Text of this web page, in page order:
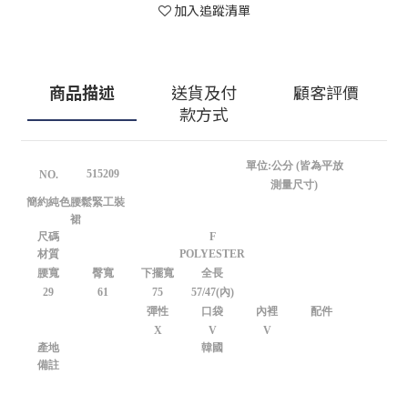
加入追蹤清單
商品描述
送貨及付
款方式
顧客評價
NO. 515209
單位:公分 (皆為平放
測量尺寸)
簡約純色腰鬆緊工裝
裙
尺碼
F
材質
POLYESTER
腰寬
臀寬 下擺寬
全長
29
61 75
57/47(內)
彈性
口袋 內裡
配件
X
V
V
產地
韓國
備註